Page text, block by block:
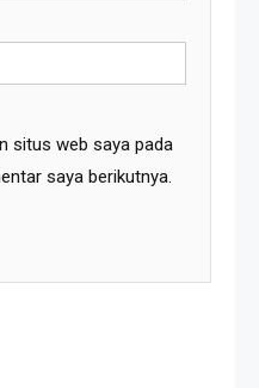
situs web saya pada
saya berikutnya.